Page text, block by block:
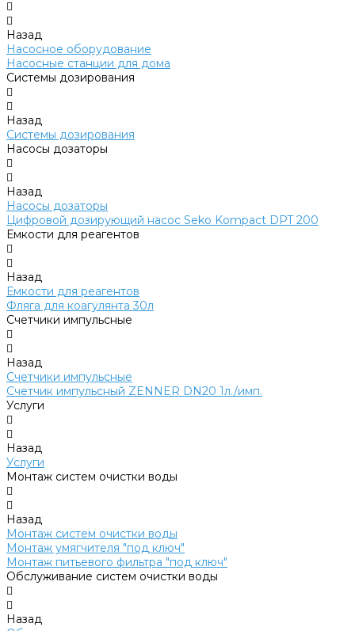
Назад
Насосное оборудование
Насосные станции для дома
Системы дозирования
Назад
Системы дозирования
Насосы дозаторы
Назад
Насосы дозаторы
Цифровой дозирующий насос Seko Kompact DPT 200
Емкости для реагентов
Назад
Емкости для реагентов
Фляга для коагулянта 30л
Счетчики импульсные
Назад
Счетчики импульсные
Счетчик импульсный ZENNER DN20 1л./имп.
Услуги
Назад
Услуги
Монтаж систем очистки воды
Назад
Монтаж систем очистки воды
Монтаж умягчителя "под ключ"
Монтаж питьевого фильтра "под ключ"
Обслуживание систем очистки воды
Назад